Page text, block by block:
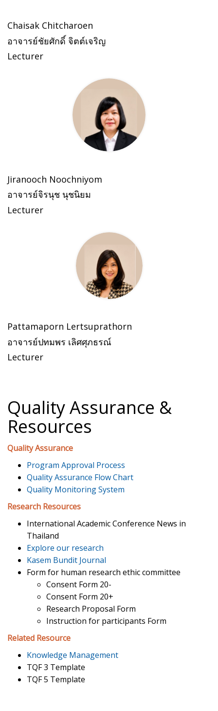
Chaisak Chitcharoen
อาจารย์ชัยศักดิ์ จิตต์เจริญ
Lecturer
Jiranooch Noochniyom
อาจารย์จิรนุช นุชนิยม
Lecturer
Pattamaporn Lertsuprathorn
อาจารย์ปทมพร เลิศศุภธรณ์
Lecturer
Quality Assurance &
Resources
Quality Assurance
Program Approval Process
Quality Assurance Flow Chart
Quality Monitoring System
Research Resources
International Academic Conference News in
Thailand
Explore our research
Kasem Bundit Journal
Form for human research ethic committee
Consent Form 20-
Consent Form 20+
Research Proposal Form
Instruction for participants Form
Related Resource
Knowledge Management
TQF 3 Template
TQF 5 Template